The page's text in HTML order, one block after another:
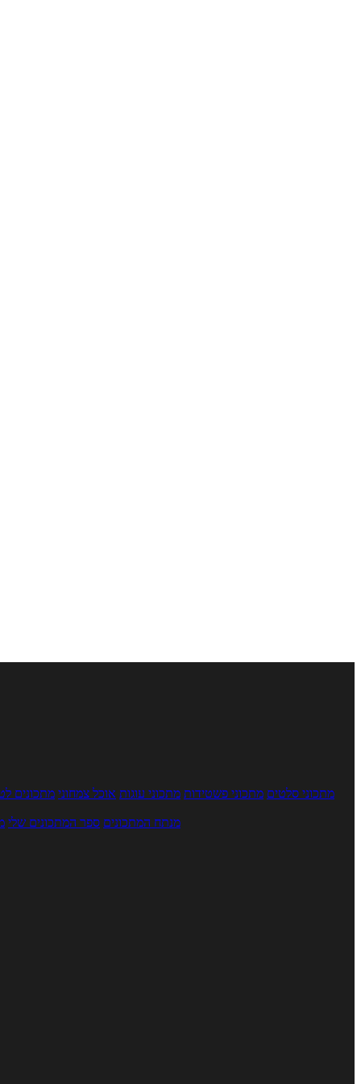
מתכוני סלטים מתכוני פשטידות מתכוני עוגות אוכל צמחוני מתכונים
מנתח המתכונים ספר המתכונים שלי